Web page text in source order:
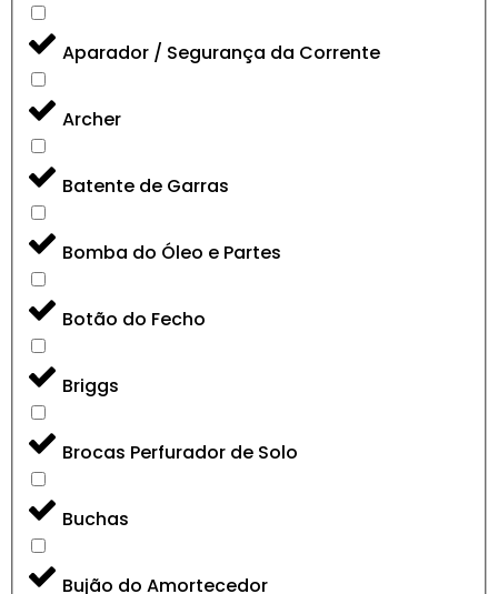
Aparador / Segurança da Corrente
Archer
Batente de Garras
Bomba do Óleo e Partes
Botão do Fecho
Briggs
Brocas Perfurador de Solo
Buchas
Bujão do Amortecedor